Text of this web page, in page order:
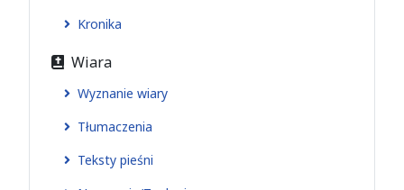
Kronika
Wiara
Wyznanie wiary
Tłumaczenia
Teksty pieśni